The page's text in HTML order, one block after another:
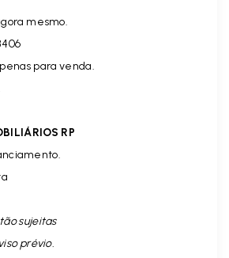
mesmo.
para venda.
RP
sujeitas
prévio.